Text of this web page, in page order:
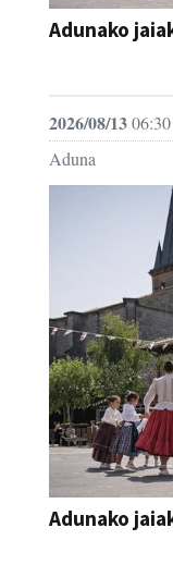
Adunako jaiak
2026/08/13
Aduna
Adunako